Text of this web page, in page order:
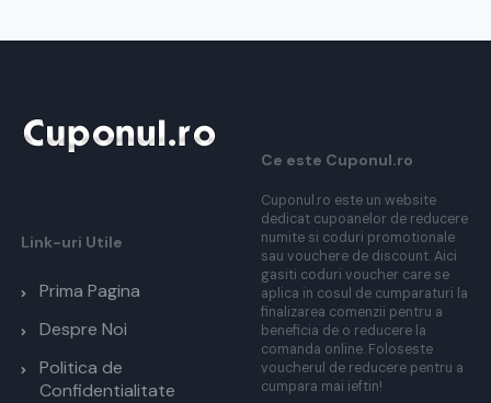
Link-uri Utile
Prima Pagina
Despre Noi
Politica de
Confidentialitate
Ce este Cuponul.ro
Cuponul.ro este un website
dedicat cupoanelor de reducere
numite si coduri promotionale
sau vouchere de discount. Aici
gasiti coduri voucher care se
aplica in cosul de cumparaturi la
finalizarea comenzii pentru a
beneficia de o reducere la
comanda online. Foloseste
voucherul de reducere pentru a
cumpara mai ieftin!